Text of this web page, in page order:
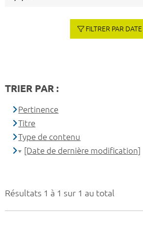
Résultats 1 à 1 sur 1 au total
FILTRER PAR DATE
TRIER PAR :
Pertinence
Titre
Type de contenu
[Date de dernière modification]